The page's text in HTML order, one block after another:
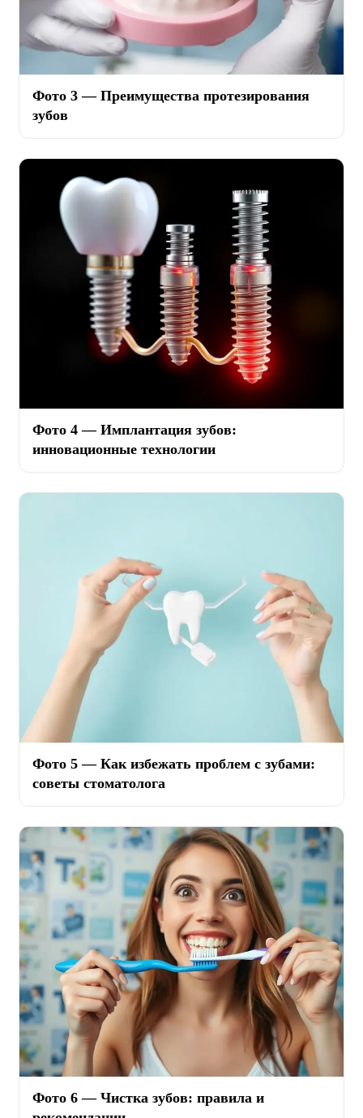
Фото 3 — Преимущества протезирования
зубов
Фото 4 — Имплантация зубов:
инновационные технологии
Фото 5 — Как избежать проблем с зубами:
советы стоматолога
Фото 6 — Чистка зубов: правила и